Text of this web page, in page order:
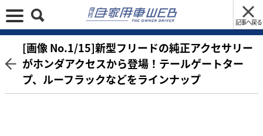
記事へ戻る
[画像 No.1/15]新型フリードの純正アクセサリー
がホンダアクセスから登場！テールゲートター
プ、ルーフラックなどをラインナップ